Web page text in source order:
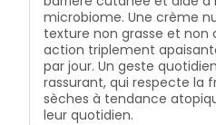
microbiome. Une crème
texture non grasse et non
action triplement
par jour. Un geste
rassurant, qui respecte la
sèches à tendance
leur quotidien.